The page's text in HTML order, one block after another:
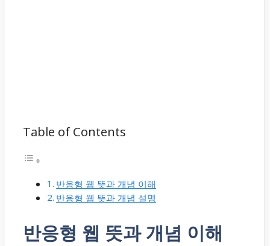
Table of Contents
반응형 웹 뜻과 개념 이해
반응형 웹 뜻과 개념 설명
반응형 웹 뜻과 개념 이해